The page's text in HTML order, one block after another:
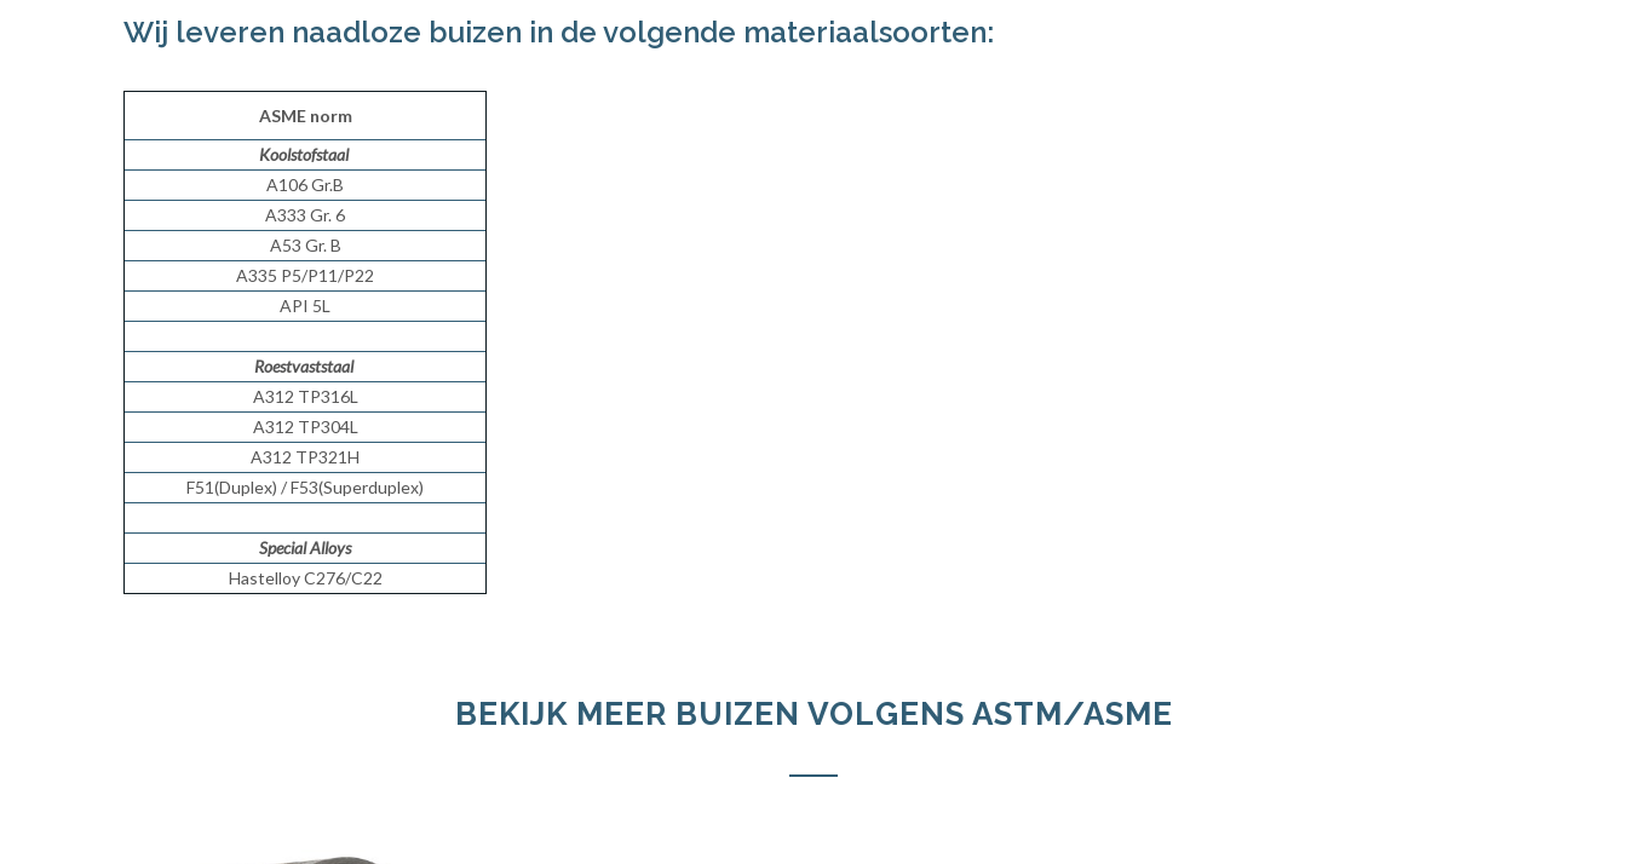
Wij leveren naadloze buizen in de volgende materiaalsoorten:
ASME norm
Koolstofstaal
A106 Gr.B
A333 Gr. 6
A53 Gr. B
A335 P5/P11/P22
API 5L
Roestvaststaal
A312 TP316L
A312 TP304L
A312 TP321H
F51(Duplex) / F53(Superduplex)
Special Alloys
Hastelloy C276/C22
BEKIJK MEER BUIZEN VOLGENS ASTM/ASME